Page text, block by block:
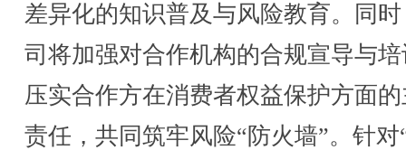
差异化的知识普及与风险教育。同
司将加强对合作机构的合规宣导与
压实合作方在消费者权益保护方面
责任，共同筑牢风险“防火墙”。针对